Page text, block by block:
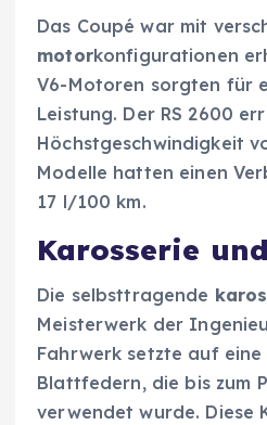
Das Coupé war mit
motorkonfigurationen
V6-Motoren sorgten für
Leistung. Der RS 2600
Höchstgeschwindigkeit
Modelle hatten einen
17 l/100 km.
Karosserie
Die selbsttragende
Meisterwerk der
Fahrwerk setzte auf eine
Blattfedern, die bis zum
verwendet wurde. Diese